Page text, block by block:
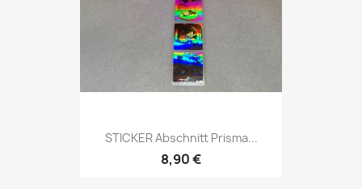
STICKER Abschnitt Prisma...
8,90 €